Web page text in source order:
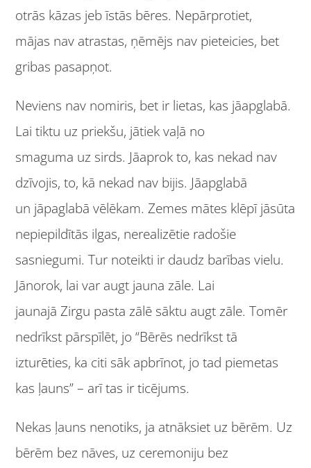
otrās kāzas jeb īstās bēres. Nepārprotiet,
mājas nav atrastas, ņēmējs nav pieteicies, bet
gribas pasapņot.
Neviens nav nomiris, bet ir lietas, kas jāapglabā.
Lai tiktu uz priekšu, jātiek vaļā no
smaguma uz sirds. Jāaprok to, kas nekad nav
dzīvojis, to, kā nekad nav bijis. Jāapglabā
un jāpaglabā vēlēkam. Zemes mātes klēpī jāsūta
nepiepildītās ilgas, nerealizētie radošie
sasniegumi. Tur noteikti ir daudz barības vielu.
Jānorok, lai var augt jauna zāle. Lai
jaunajā Zirgu pasta zālē sāktu augt zāle. Tomēr
nedrīkst pārspīlēt, jo “Bērēs nedrīkst tā
izturēties, ka citi sāk apbrīnot, jo tad piemetas
kas ļauns” – arī tas ir ticējums.
Nekas ļauns nenotiks, ja atnāksiet uz bērēm. Uz
bērēm bez nāves, uz ceremoniju bez